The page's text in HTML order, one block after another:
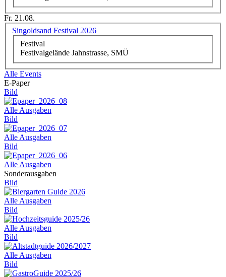
Fr. 21.08.
Singoldsand Festival 2026
Festival
Festivalgelände Jahnstrasse, SMÜ
Alle Events
E-Paper
Bild
Alle Ausgaben
Bild
Alle Ausgaben
Bild
Alle Ausgaben
Sonderausgaben
Bild
Alle Ausgaben
Bild
Alle Ausgaben
Bild
Alle Ausgaben
Bild